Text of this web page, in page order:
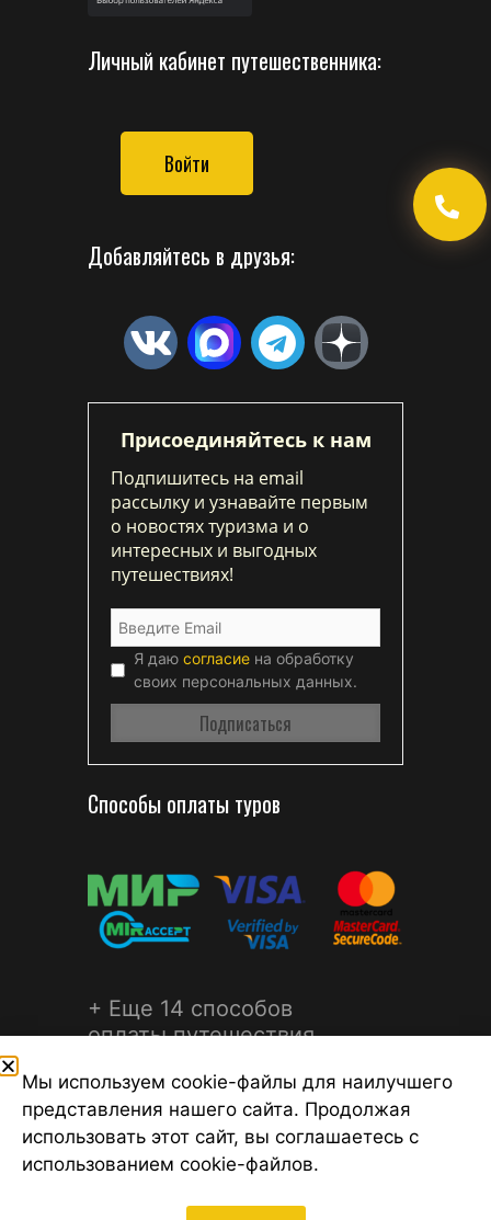
Личный кабинет путешественника:
Войти
Добавляйтесь в друзья:
Присоединяйтесь к нам
Подпишитесь на email
рассылку и узнавайте первым
о новостях туризма и о
интересных и выгодных
путешествиях!
Я даю согласие на обработку
своих персональных данных.
Способы оплаты туров
+ Еще 14 способов
оплаты путешествия
©2026 Турагентство Турсфера - Поиск туров от надежных
Мы используем cookie-файлы для наилучшего
представления нашего сайта. Продолжая
использовать этот сайт, вы соглашаетесь с
использованием cookie-файлов.